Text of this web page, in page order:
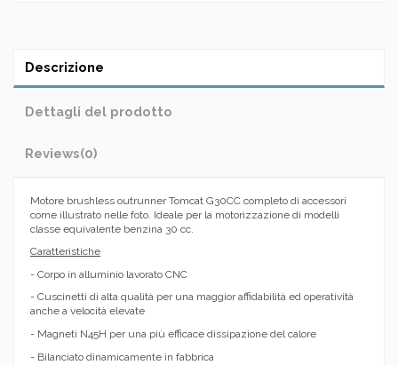
Descrizione
Dettagli del prodotto
Reviews(0)
Motore brushless outrunner Tomcat G30CC completo di accessori
come illustrato nelle foto. Ideale per la motorizzazione di modelli
classe equivalente benzina 30 cc.
Caratteristiche
- Corpo in alluminio lavorato CNC
- Cuscinetti di alta qualità per una maggior affidabilità ed operatività
anche a velocità elevate
- Magneti N45H per una più efficace dissipazione del calore
- Bilanciato dinamicamente in fabbrica